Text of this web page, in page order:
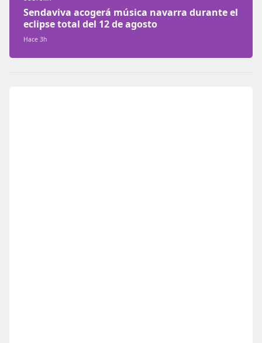
Sendaviva acogerá música navarra durante el
eclipse total del 12 de agosto
Hace 3h